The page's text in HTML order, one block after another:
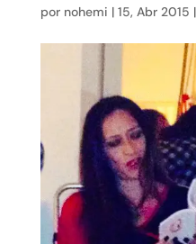
por nohemi | 15, Abr 2015 |